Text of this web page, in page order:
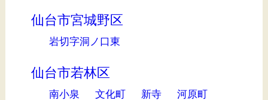
仙台市宮城野区
岩切字洞ノ口東
仙台市若林区
南小泉 文化町 新寺 河原町